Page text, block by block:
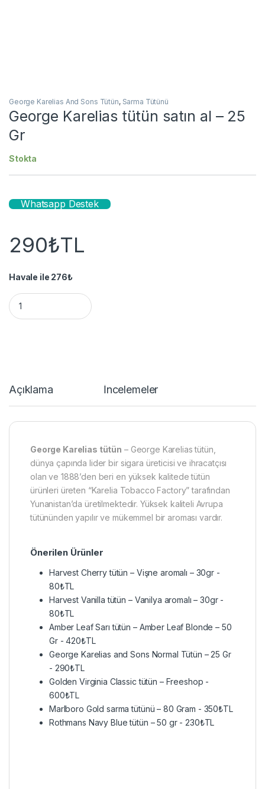
George Karelias And Sons Tütün, Sarma Tütünü
George Karelias tütün satın al – 25
Gr
Stokta
Whatsapp Destek
290₺TL
Havale ile 276₺
George Karelias tütün satın al - 25 Gr quantity
Açıklama İncelemeler
George Karelias tütün – George Karelias tütün,
dünya çapında lider bir sigara üreticisi ve ihracatçısı
olan ve 1888’den beri en yüksek kalitede tütün
ürünleri üreten “Karelia Tobacco Factory” tarafından
Yunanistan’da üretilmektedir. Yüksek kaliteli Avrupa
tütününden yapılır ve mükemmel bir aroması vardır.
Önerilen Ürünler
Harvest Cherry tütün – Vişne aromalı – 30gr-
80₺TL
Harvest Vanilla tütün – Vanilya aromalı – 30gr-
80₺TL
Amber Leaf Sarı tütün – Amber Leaf Blonde – 50
Gr-420₺TL
George Karelias and Sons Normal Tütün – 25 Gr
- 290₺TL
Golden Virginia Classic tütün – Freeshop -
600₺TL
Marlboro Gold sarma tütünü – 80 Gram - 350₺TL
Rothmans Navy Blue tütün – 50 gr-230₺TL